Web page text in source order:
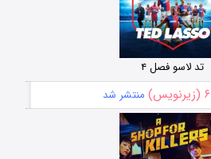
تد لاسو فصل ۴
۶ (زیرنویس) منتشر شد